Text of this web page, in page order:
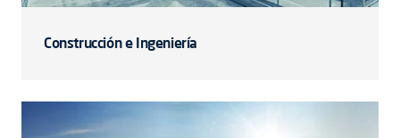
Construcción e Ingeniería